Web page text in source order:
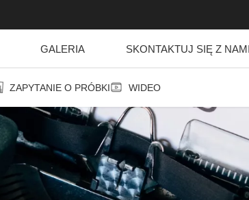
GALERIA SKONTAKTUJ SIĘ Z
ZAPYTANIE O PRÓBKI WIDEO